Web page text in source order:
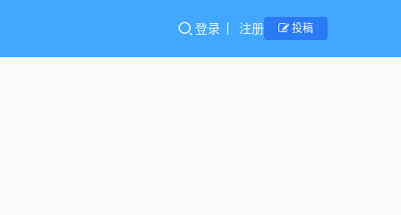
登录 注册 投稿